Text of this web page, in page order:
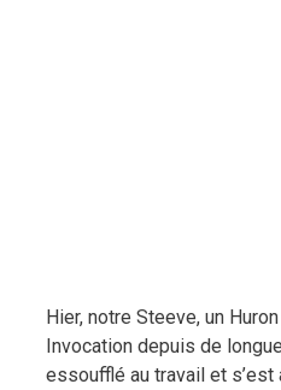
Hier, notre Steeve, un
Invocation depuis de
essoufflé au travail et s’est